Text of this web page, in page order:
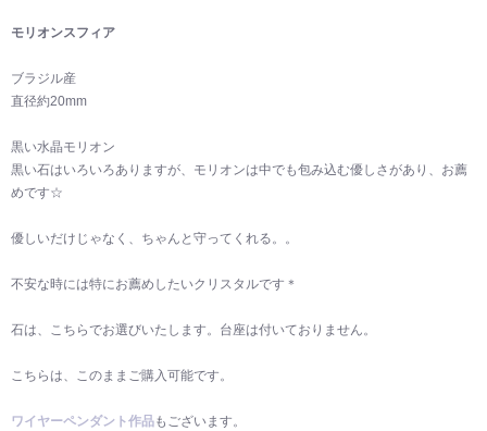
モリオンスフィア
ブラジル産
直径約20mm
黒い水晶モリオン
黒い石はいろいろありますが、モリオンは中でも包み込む優しさがあり、お薦
めです☆
優しいだけじゃなく、ちゃんと守ってくれる。。
不安な時には特にお薦めしたいクリスタルです＊
石は、こちらでお選びいたします。台座は付いておりません。
こちらは、このままご購入可能です。
ワイヤーペンダント作品もございます。